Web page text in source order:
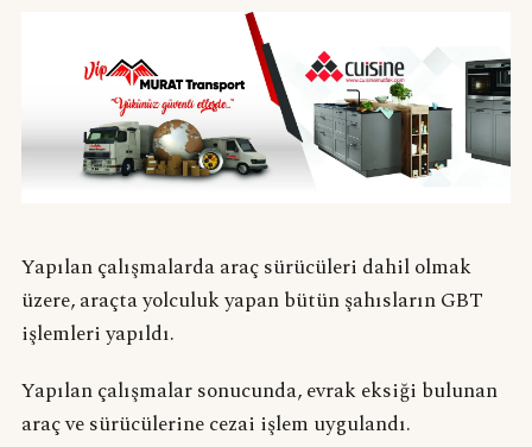
Yapılan çalışmalarda araç sürücüleri dahil olmak
üzere, araçta yolculuk yapan bütün şahısların GBT
işlemleri yapıldı.
Yapılan çalışmalar sonucunda, evrak eksiği bulunan
araç ve sürücülerine cezai işlem uygulandı.